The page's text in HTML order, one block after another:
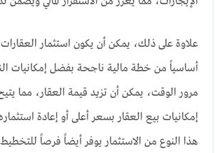
علاوة على ذلك، يمكن أن يكون استثمار العقارات
أساسياً من خطة مالية ناجحة بفضل إمكانيات
مرور الوقت، يمكن أن تزيد قيمة العقار، مما
إمكانيات بيع العقار بسعر أعلى أو إعادة
هذا النوع من الاستثمار يوفر أيضاً فرصاً